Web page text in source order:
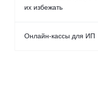
их избежать
Онлайн-кассы для ИП